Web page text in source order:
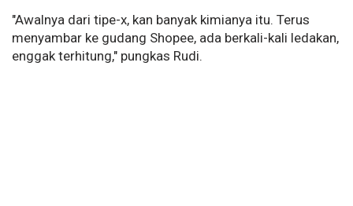
"Awalnya dari tipe-x, kan banyak kimianya itu. Terus
menyambar ke gudang Shopee, ada berkali-kali ledakan,
enggak terhitung," pungkas Rudi.